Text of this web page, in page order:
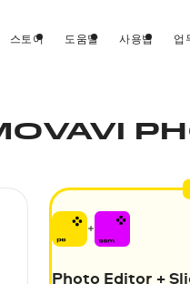
스토어 도움말 사용법 업
MOVAVI
Photo Editor +